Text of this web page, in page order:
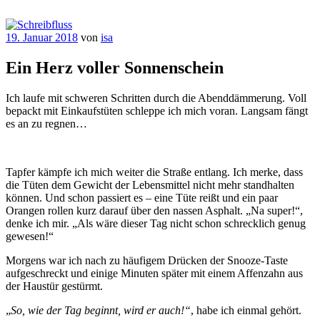
Inhalt
springen
Veröffentlicht
19. Januar 2018 von isa
Ein Herz voller Sonnenschein
Ich laufe mit schweren Schritten durch die Abenddämmerung. Voll
bepackt mit Einkaufstüten schleppe ich mich voran. Langsam fängt
es an zu regnen…
Tapfer kämpfe ich mich weiter die Straße entlang. Ich merke, dass
die Tüten dem Gewicht der Lebensmittel nicht mehr standhalten
können. Und schon passiert es – eine Tüte reißt und ein paar
Orangen rollen kurz darauf über den nassen Asphalt. „Na super!“,
denke ich mir. „Als wäre dieser Tag nicht schon schrecklich genug
gewesen!“
Morgens war ich nach zu häufigem Drücken der Snooze-Taste
aufgeschreckt und einige Minuten später mit einem Affenzahn aus
der Haustür gestürmt.
„So, wie der Tag beginnt, wird er auch!“, habe ich einmal gehört.